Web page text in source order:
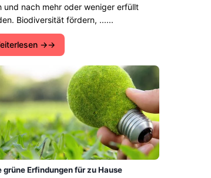
und nach mehr oder weniger erfüllt
Biodiversität fördern, ......
→
grüne Erfindungen für zu Hause